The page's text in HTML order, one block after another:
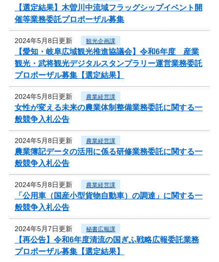
【選定結果】木曽川中流域フラッグシップイベント開
催等業務委託プロポーザル募集
2024年5月8日更新 観光企画課
【愛知・岐阜広域観光推進協議会】令和6年度 産業
観光・武将観光デジタルスタンプラリー運営業務委託
プロポーザル募集【選定結果】
2024年5月8日更新 農業経営課
女性が変える未来の農業体制整備業務委託に関する一
般競争入札公告
2024年5月8日更新 農業経営課
農業簿記データの活用に係る研修業務委託に関する一
般競争入札公告
2024年5月8日更新 農業経営課
「公用車（国産小型貨物自動車）の調達」に関する一
般競争入札公告
2024年5月7日更新 秘書広報課
【再公告】令和6年度清流の国ぎふ戦略広報委託業務
プロポーザル募集【選定結果】